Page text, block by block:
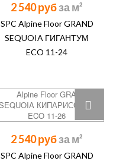
2 540 руб
SPC Alpine Floor GRAND
SEQUOIA ГИГАНТУМ
ECO 11-24
2 540 руб
SPC Alpine Floor GRAND